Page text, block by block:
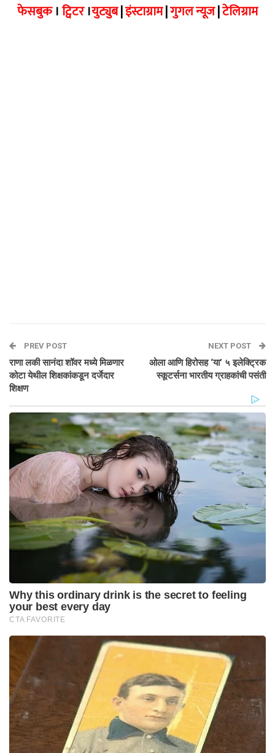
फेसबुक।ट्विटर।युट्युब|इंस्टाग्राम|गुगल न्यूज|टेलिग्राम
PREV POST
राणा लकी सानंदा शॉवर मध्ये मिळणार
कोटा येथील शिक्षकांकडून दर्जेदार
शिक्षण
NEXT POST
ओला आणि हिरोसह ‘या’ ५ इलेक्ट्रिक
स्कूटर्सना भारतीय ग्राहकांची पसंती